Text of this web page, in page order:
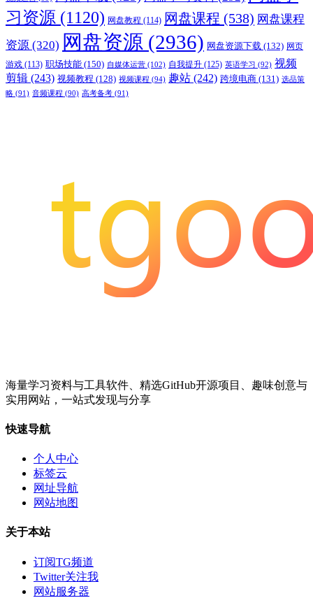
习资源 (1120) 网盘教程 (114) 网盘课程 (538) 网盘课程
资源 (320) 网盘资源 (2936) 网盘资源下载 (132) 网页
游戏 (113) 职场技能 (150) 自媒体运营 (102) 自我提升 (125) 英语学习 (92) 视频
剪辑 (243) 视频教程 (128) 视频课程 (94) 趣站 (242) 跨境电商 (131) 选品策
略 (91) 音频课程 (90) 高考备考 (91)
海量学习资料与工具软件、精选GitHub开源项目、趣味创意与
实用网站，一站式发现与分享
快速导航
个人中心
标签云
网址导航
网站地图
关于本站
订阅TG频道
Twitter关注我
网站服务器